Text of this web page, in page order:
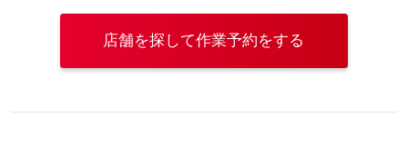
店舗を探して作業予約をする